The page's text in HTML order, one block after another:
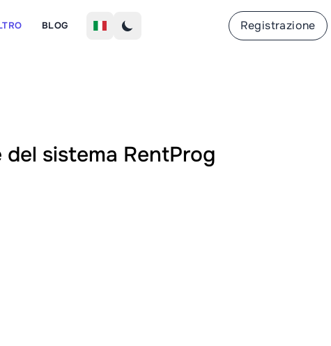
BLOG Registrazione
sistema RentProg